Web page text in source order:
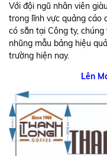
Với đội ngũ nhân viên
trong lĩnh vực quảng cáo
có sẵn tại Công ty,
nhũng mẫu bảng hiệu
trường hiện nay.
Lên